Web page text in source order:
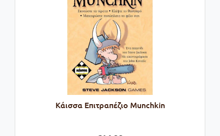
Κάισσα Επιτραπέζιο Munchkin